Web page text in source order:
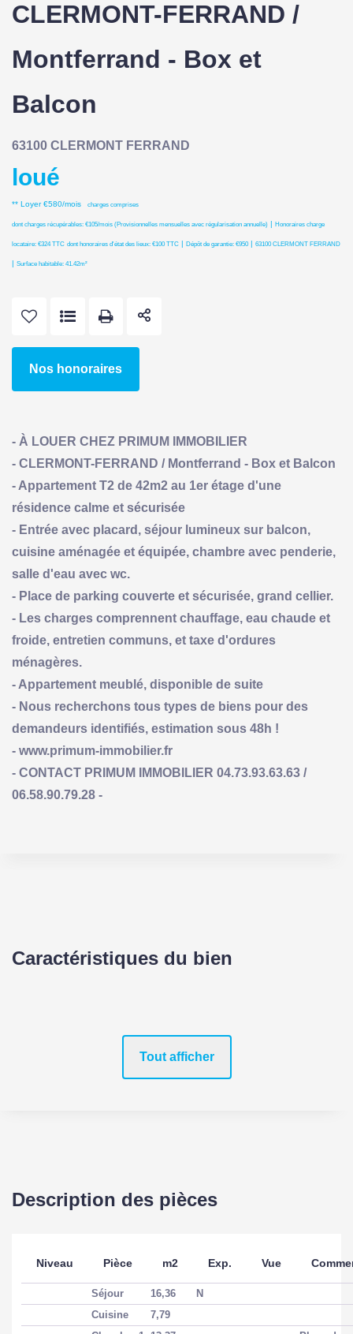
CLERMONT-FERRAND /
Montferrand - Box et
Balcon
63100 CLERMONT FERRAND
loué
** Loyer €580/mois charges comprises
dont charges récupérables: €105/mois (Provisionnelles mensuelles avec régularisation annuelle) | Honoraires charge
locataire: €324 TTC dont honoraires d'état des lieux: €100 TTC | Dépôt de garantie: €950 | 63100 CLERMONT FERRAND
| Surface habitable: 41.42m²
Nos honoraires
- À LOUER CHEZ PRIMUM IMMOBILIER
- CLERMONT-FERRAND / Montferrand - Box et Balcon
- Appartement T2 de 42m2 au 1er étage d'une
résidence calme et sécurisée
- Entrée avec placard, séjour lumineux sur balcon,
cuisine aménagée et équipée, chambre avec penderie,
salle d'eau avec wc.
- Place de parking couverte et sécurisée, grand cellier.
- Les charges comprennent chauffage, eau chaude et
froide, entretien communs, et taxe d'ordures
ménagères.
- Appartement meublé, disponible de suite
- Nous recherchons tous types de biens pour des
demandeurs identifiés, estimation sous 48h !
- www.primum-immobilier.fr
- CONTACT PRIMUM IMMOBILIER 04.73.93.63.63 /
06.58.90.79.28 -
Caractéristiques du bien
Tout afficher
Description des pièces
Niveau Pièce m2 Exp. Vue
Séjour 16,36
N
Cuisine
7,79